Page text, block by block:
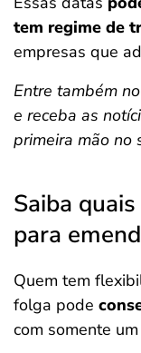
tem regime de
empresas que
Entre também no
e receba as
primeira mão no
Saiba
para
Quem tem
folga pode
com somente